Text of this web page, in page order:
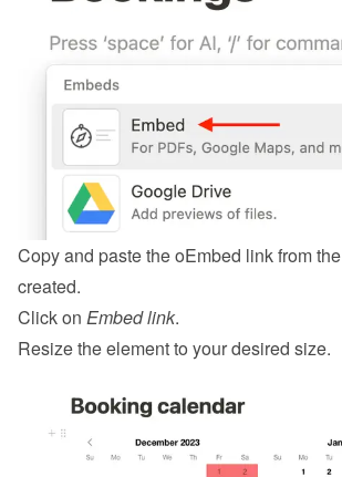
Copy and paste the oEmbed link from the
created.
Click on Embed link.
Resize the element to your desired size.